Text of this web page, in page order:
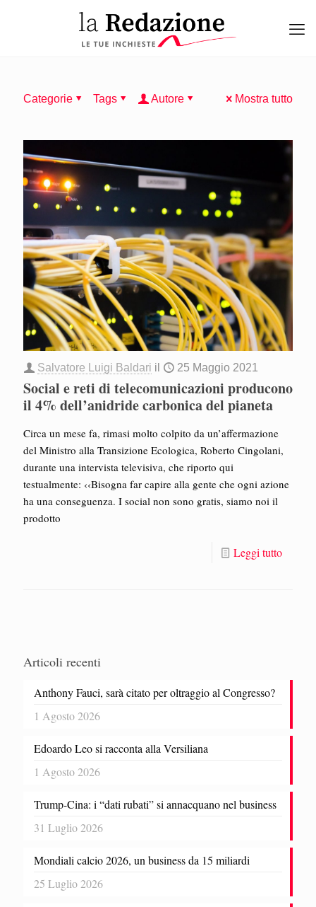
Categorie Tags Autore Mostra tutto
Salvatore Luigi Baldari il 25 Maggio 2021
Social e reti di telecomunicazioni producono
il 4% dell’anidride carbonica del pianeta
Circa un mese fa, rimasi molto colpito da un’affermazione
del Ministro alla Transizione Ecologica, Roberto Cingolani,
durante una intervista televisiva, che riporto qui
testualmente: ‹‹Bisogna far capire alla gente che ogni azione
ha una conseguenza. I social non sono gratis, siamo noi il
prodotto
Leggi tutto
Articoli recenti
Anthony Fauci, sarà citato per oltraggio al Congresso?
1 Agosto 2026
Edoardo Leo si racconta alla Versiliana
1 Agosto 2026
Trump-Cina: i “dati rubati” si annacquano nel business
31 Luglio 2026
Mondiali calcio 2026, un business da 15 miliardi
25 Luglio 2026